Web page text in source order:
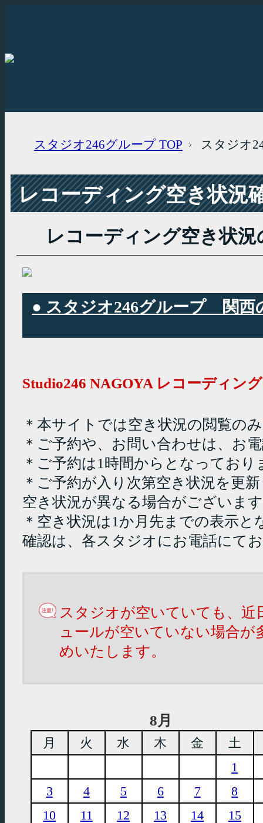
スタジオ246グループ TOP スタジオ
レコーディング空き状況
レコーディング空き状況
● スタジオ246グループ 関西
Studio246 NAGOYA レコーディン
＊本サイトでは空き状況の閲覧の
＊ご予約や、お問い合わせは、お
＊ご予約は1時間からとなっており
＊ご予約が入り次第空き状況を更
空き状況が異なる場合がございま
＊空き状況は1か月先までの表示
確認は、各スタジオにお電話にて
スタジオが空いていても、
ュールが空いていない場合
めいたします。
8月
月 火 水 木 金
土
1
3
4 5 6 7
8
10
11 12 13 14
15